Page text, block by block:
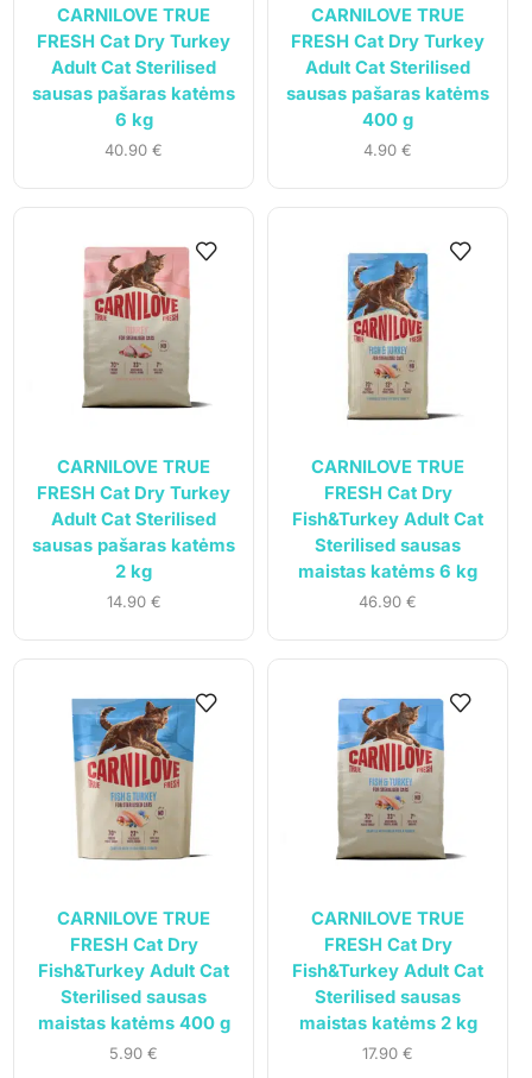
CARNILOVE TRUE
FRESH Cat Dry Turkey
Adult Cat Sterilised
sausas pašaras katėms
6 kg
40.90 €
CARNILOVE TRUE
FRESH Cat Dry Turkey
Adult Cat Sterilised
sausas pašaras katėms
400 g
4.90 €
CARNILOVE TRUE
FRESH Cat Dry Turkey
Adult Cat Sterilised
sausas pašaras katėms
2 kg
14.90 €
CARNILOVE TRUE
FRESH Cat Dry
Fish&Turkey Adult Cat
Sterilised sausas
maistas katėms 6 kg
46.90 €
CARNILOVE TRUE
FRESH Cat Dry
Fish&Turkey Adult Cat
Sterilised sausas
maistas katėms 400 g
5.90 €
CARNILOVE TRUE
FRESH Cat Dry
Fish&Turkey Adult Cat
Sterilised sausas
maistas katėms 2 kg
17.90 €